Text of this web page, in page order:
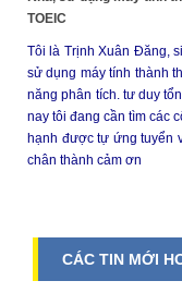
TOEIC
Tôi là Trịnh Xuân Đăng,
sử dụng máy tính thành
năng phân tích. tư duy
nay tôi đang cần tìm các
hạnh được tự ứng tuyển
chân thành cảm ơn
CÁC TIN MỚI